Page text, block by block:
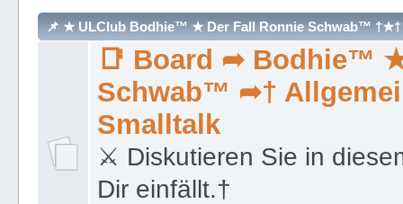
📌 ★ ULClub Bodhie™ ★ Der Fall Ronnie Schwab™
📑 Board ➦ Bodhie™
Schwab™ ➦†
Smalltalk
⚔ Diskutieren Sie in
Dir einfällt.†